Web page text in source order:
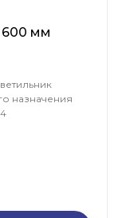
600 мм
назначения